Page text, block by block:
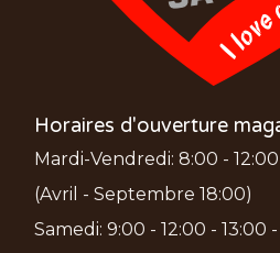
Horaires d'ouverture
Mardi-Vendredi: 8:00 - 12:00
(Avril - Septembre 18:00)
Samedi: 9:00 - 12:00 - 13:00 -